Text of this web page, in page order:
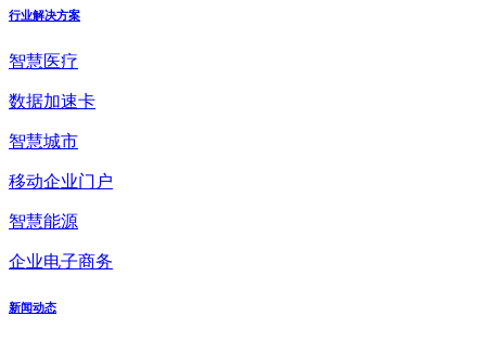
行业解决方案
智慧医疗
数据加速卡
智慧城市
移动企业门户
智慧能源
企业电子商务
新闻动态